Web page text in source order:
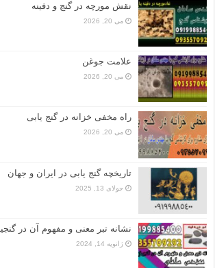
نقش مورچه در گنج و دفینه
می 20, 2026
علامت جوغن
می 20, 2026
راه مخفی خزانه در گنج یابی
می 20, 2026
تاریخچه گنج‌ یابی در ایران و جهان
جولای 13, 2025
نشانه تبر معنی و مفهوم آن در
ژانویه 14, 2024